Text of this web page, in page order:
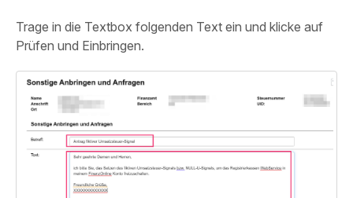
Trage in die Textbox folgenden Text ein und klicke auf
Prüfen und Einbringen.